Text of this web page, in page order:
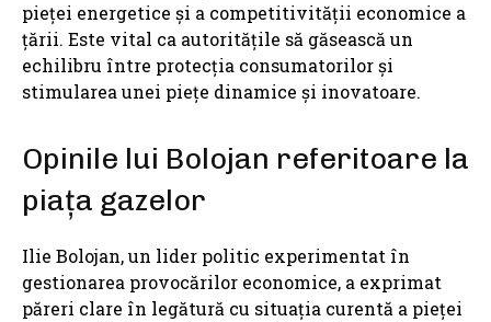
pieței energetice și a competitivității economice a
țării. Este vital ca autoritățile să găsească un
echilibru între protecția consumatorilor și
stimularea unei piețe dinamice și inovatoare.
Opinile lui Bolojan referitoare la
piața gazelor
Ilie Bolojan, un lider politic experimentat în
gestionarea provocărilor economice, a exprimat
păreri clare în legătură cu situația curentă a pieței